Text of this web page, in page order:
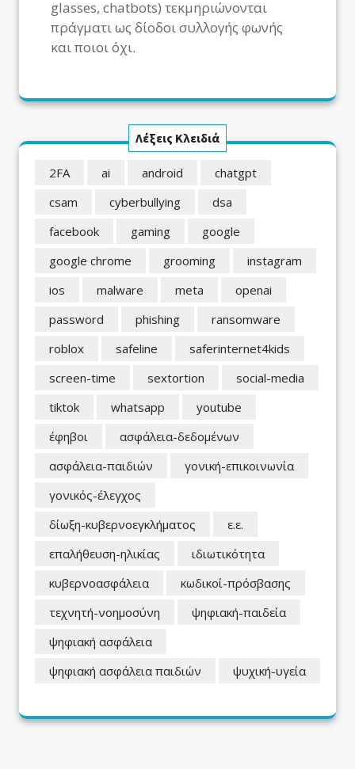
glasses, chatbots) τεκμηριώνονται
πράγματι ως δίοδοι συλλογής φωνής
και ποιοι όχι.
Λέξεις Κλειδιά
2FA ai android
chatgpt
csam
cyberbullying
dsa
facebook
gaming
google
google chrome
grooming
instagram
ios
malware meta
openai
password
phishing
ransomware
roblox
safeline
saferinternet4kids
screen-time
sextortion
social-media
tiktok
whatsapp
youtube
έφηβοι
ασφάλεια-δεδομένων
ασφάλεια-παιδιών
γονική-επικοινωνία
γονικός-έλεγχος
δίωξη-κυβερνοεγκλήματος
ε.ε.
επαλήθευση-ηλικίας
ιδιωτικότητα
κυβερνοασφάλεια
κωδικοί-πρόσβασης
τεχνητή-νοημοσύνη
ψηφιακή-παιδεία
ψηφιακή ασφάλεια
ψηφιακή ασφάλεια παιδιών
ψυχική-υγεία